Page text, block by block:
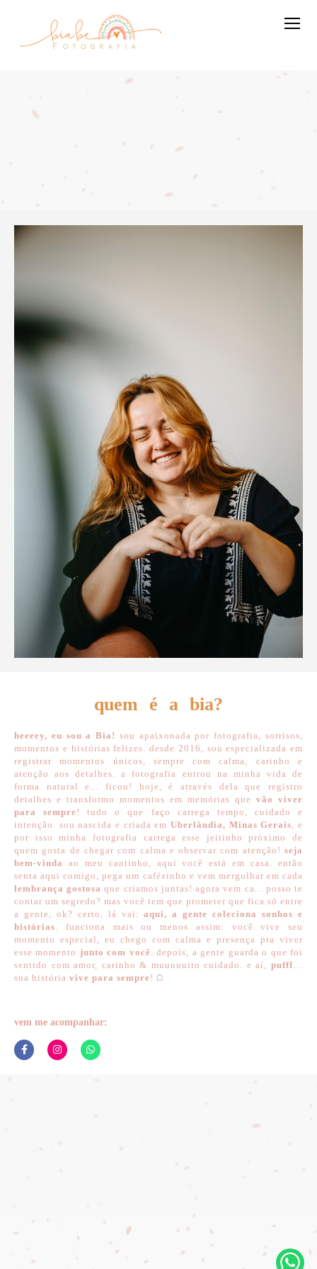
quem é a bia?
heeeey, eu sou a Bia! sou apaixonada por fotografia, sorrisos,
momentos e histórias felizes. desde 2016, sou especializada em
registrar momentos únicos, sempre com calma, carinho e
atenção aos detalhes. a fotografia entrou na minha vida de
forma natural e... ficou! hoje, é através dela que registro
detalhes e transformo momentos em memórias que vão viver
para sempre! tudo o que faço carrega tempo, cuidado e
intenção. sou nascida e criada em Uberlândia, Minas Gerais , e
por isso minha fotografia carrega esse jeitinho próximo de
quem gosta de chegar com calma e observar com atenção! seja
bem-vinda
ao meu cantinho, aqui você está em casa. então
senta aqui comigo, pega um cafézinho e vem mergulhar em cada
lembrança gostosa que criamos juntas! agora vem ca... posso te
contar um segredo? mas você tem que prometer que fica só entre
a gente, ok? certo, lá vai:aqui, a gente coleciona sonhos e
histórias . funciona mais ou menos assim: você vive seu
momento especial, eu chego com calma e presença pra viver
esse momento junto com você . depois, a gente guarda o que foi
sentido com amor, carinho & muuuuuito cuidado. e aí, pufff
sua história vive para sempre! ⩄
vem me acompanhar: